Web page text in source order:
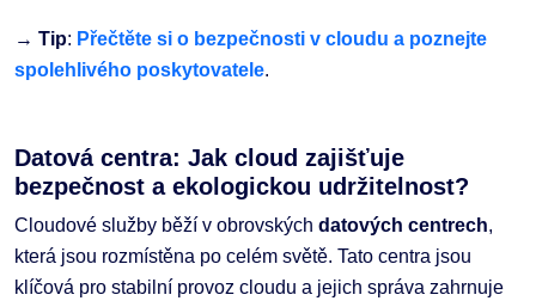
→ Tip: Přečtěte si o bezpečnosti v cloudu a poznejte
spolehlivého poskytovatele.
Datová centra: Jak cloud zajišťuje
bezpečnost a ekologickou udržitelnost?
Cloudové služby běží v obrovských datových centrech,
která jsou rozmístěna po celém světě. Tato centra jsou
klíčová pro stabilní provoz cloudu a jejich správa zahrnuje